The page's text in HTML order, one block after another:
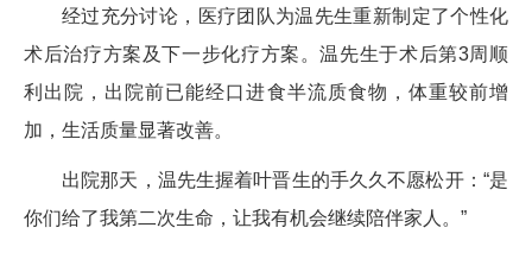
经过充分讨论，医疗团队为温先生重新制定了个性化
术后治疗方案及下一步化疗方案。温先生于术后第3周顺
利出院，出院前已能经口进食半流质食物，体重较前增
加，生活质量显著改善。
出院那天，温先生握着叶晋生的手久久不愿松开：“是
你们给了我第二次生命，让我有机会继续陪伴家人。”